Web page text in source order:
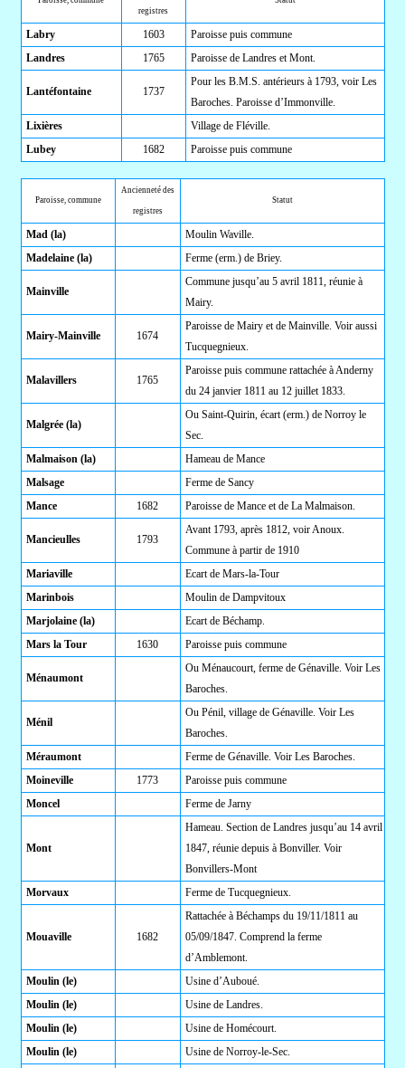
registres
Labry 1603
Paroisse puis commune
Landres
1765 Paroisse de Landres et Mont.
Lantéfontaine 1737
Pour les B.M.S. antérieurs à 1793, voir Les
Baroches. Paroisse d’Immonville.
Lixières
Village de Fléville.
Lubey
1682 Paroisse puis commune
Paroisse, commune
Ancienneté des
registres
Statut
Mad (la)
Moulin Waville.
Madelaine (la)
Ferme (erm.) de Briey.
Mainville
Commune jusqu’au 5 avril 1811, réunie à
Mairy.
Mairy-Mainville 1674
Paroisse de Mairy et de Mainville. Voir aussi
Tucquegnieux.
Malavillers 1765
Paroisse puis commune rattachée à Anderny
du 24 janvier 1811 au 12 juillet 1833.
Malgrée (la)
Ou Saint-Quirin, écart (erm.) de Norroy le
Sec.
Malmaison (la)
Hameau de Mance
Malsage
Ferme de Sancy
Mance
1682 Paroisse de Mance et de La Malmaison.
Mancieulles 1793
Avant 1793, après 1812, voir Anoux.
Commune à partir de 1910
Mariaville
Ecart de Mars-la-Tour
Marinbois
Moulin de Dampvitoux
Marjolaine (la)
Ecart de Béchamp.
Mars la Tour
1630 Paroisse puis commune
Ménaumont
Ou Ménaucourt, ferme de Génaville. Voir Les
Baroches.
Ménil
Ou Pénil, village de Génaville. Voir Les
Baroches.
Méraumont
Ferme de Génaville. Voir Les Baroches.
Moineville
1773
Paroisse puis commune
Moncel
Ferme de Jarny
Mont
Hameau. Section de Landres jusqu’au 14 avril
1847, réunie depuis à Bonviller. Voir
Bonvillers-Mont
Morvaux
Ferme de Tucquegnieux.
Mouaville 1682
Rattachée à Béchamps du 19/11/1811 au
05/09/1847. Comprend la ferme
d’Amblemont.
Moulin (le)
Usine d’Auboué.
Moulin (le)
Usine de Landres.
Moulin (le)
Usine de Homécourt.
Moulin (le)
Usine de Norroy-le-Sec.